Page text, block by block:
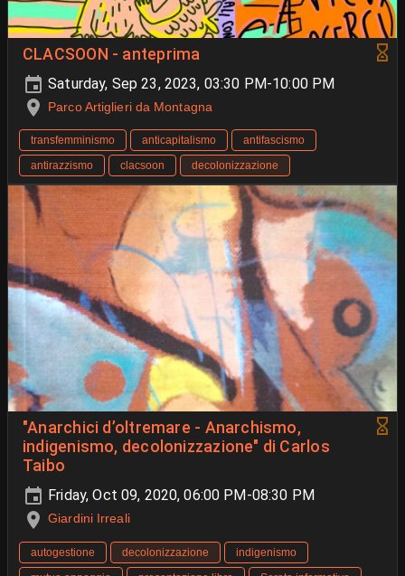
CLACSOON - anteprima
Saturday, Sep 23, 2023, 03:30 PM-10:00 PM
Parco Artiglieri da Montagna
transfemminismo anticapitalismo
antifascismo
antirazzismo
clacsoon decolonizzazione
"Anarchici d’oltremare - Anarchismo,
indigenismo, decolonizzazione" di Carlos
Taibo
Friday, Oct 09, 2020, 06:00 PM-08:30 PM
Giardini Irreali
autogestione decolonizzazione
indigenismo